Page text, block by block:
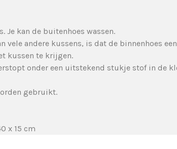
Je kan de buitenhoes wassen.
vele andere kussens, is dat de binnenhoes
kussen te krijgen.
onder een uitstekend stukje stof in de
gebruikt.
x 15 cm